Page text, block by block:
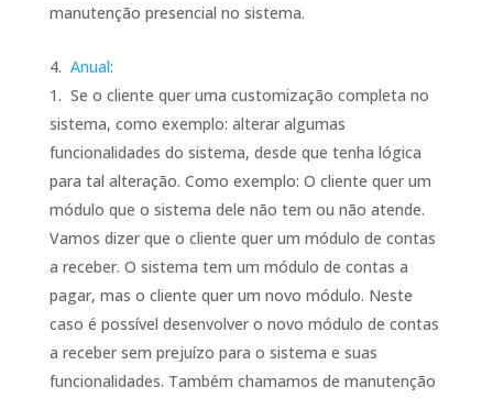
manutenção presencial no sistema.
Anual:
Se o cliente quer uma customização completa no
sistema, como exemplo: alterar algumas
funcionalidades do sistema, desde que tenha lógica
para tal alteração. Como exemplo: O cliente quer um
módulo que o sistema dele não tem ou não atende.
Vamos dizer que o cliente quer um módulo de contas
a receber. O sistema tem um módulo de contas a
pagar, mas o cliente quer um novo módulo. Neste
caso é possível desenvolver o novo módulo de contas
a receber sem prejuízo para o sistema e suas
funcionalidades. Também chamamos de manutenção